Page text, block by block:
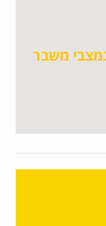
במצבי משבר